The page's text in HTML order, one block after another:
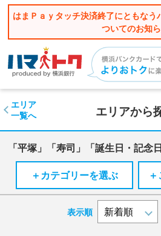
はまＰａｙタッチ決済終了にともな
ついてのお知
エリアから
エリア
一覧へ
「平塚」「寿司」「誕生日・記念
＋カテゴリーを選ぶ
表示順